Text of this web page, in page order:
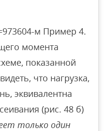
м Пример 4.
момента
показанной
что нагрузка,
эквивалентна
(рис. 48 б)
только один